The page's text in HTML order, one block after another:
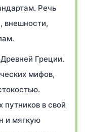
Речь
внешности,
Греции.
мифов,
в свой
и мягкую